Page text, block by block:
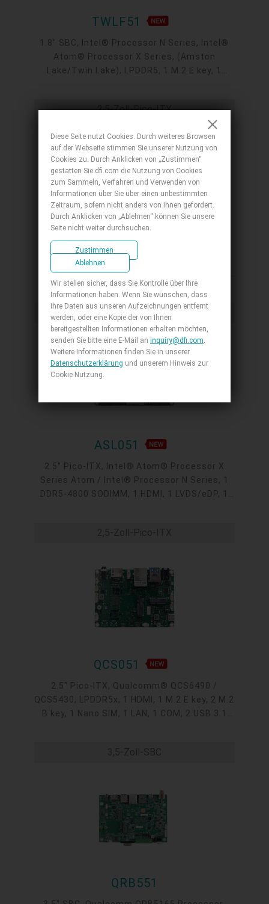
TWLF51
1.8" SBC, Intel® Processor N Series, Intel®
Atom® Processor X Series, (Amston
Lake/Twin Lake), LPDDR5, 1 M.2 E key, 1
2,5-Zoll-Pico-ITX
WCL051
2.5" Pico-ITX, Intel® Core™ Series 3
Processors, 1 DDR5 SODIMM, 1 HDMI, 1
LVDS/eDP, 1 M.2 E Key, 1 M.2 B Key, 1 M.2 M
Key, 2 Intel 2.5GbE, 2 COM, 2 USB 3.2, 2 USB
2.0
2,5-Zoll-Pico-ITX
ASL051
2.5" Pico-ITX, Intel® Atom® Processor X
Series Atom / Intel® Processor N Series, 1
DDR5-4800 SODIMM, 1 HDMI, 1 LVDS/eDP, 1
QCS051
2.5" Pico-ITX, Qualcomm® QCS6490 /
QCS5430, LPDDR5x, 1 HDMI, 1 M.2 E key, 2 M.2
B key, 1 Nano SIM, 1 LAN, 1 COM, 2 USB 3.1
QRB551
Diese Seite nutzt Cookies. Durch weiteres Browsen
auf der Webseite stimmen Sie unserer Nutzung von
Cookies zu. Durch Anklicken von „Zustimmen“
gestatten Sie dfi.com die Nutzung von Cookies
zum Sammeln, Verfahren und Verwenden von
Informationen über Sie über einen unbestimmten
Zeitraum, sofern nicht anders von Ihnen gefordert.
Durch Anklicken von „Ablehnen“ können Sie unsere
Seite nicht weiter durchsuchen.
Zustimmen
Ablehnen
Wir stellen sicher, dass Sie Kontrolle über Ihre
Informationen haben. Wenn Sie wünschen, dass
Ihre Daten aus unseren Aufzeichnungen entfernt
werden, oder eine Kopie der von Ihnen
bereitgestellten Informationen erhalten möchten,
senden Sie bitte eine E-Mail an inquiry@dfi.com
Weitere Informationen finden Sie in unserer
Datenschutzerklärung und unserem Hinweis zur
Cookie-Nutzung.